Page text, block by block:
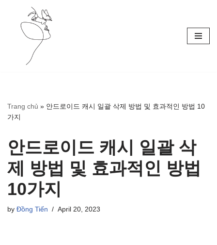
Skip
Trang chủ » 안드로이드 캐시 일괄 삭제 방법 및 효과적인 방법 10
가지
안드로이드 캐시 일괄 삭
제 방법 및 효과적인 방법
10가지
by Đồng Tiến April 20, 2023